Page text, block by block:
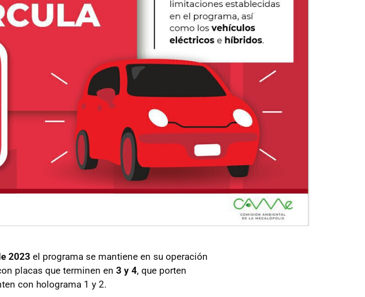
2023 el programa se mantiene en su operación
placas que terminen en 3 y 4, que porten
con holograma 1 y 2.